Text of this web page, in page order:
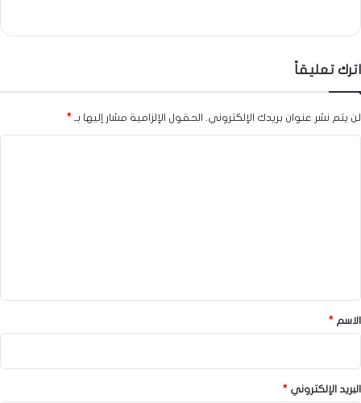
اترك تعليقاً
لن يتم نشر عنوان بريدك الإلكتروني. الحقول الإلزامية مشار إليها بـ *
*الاسم *
البريد الإلكتروني *